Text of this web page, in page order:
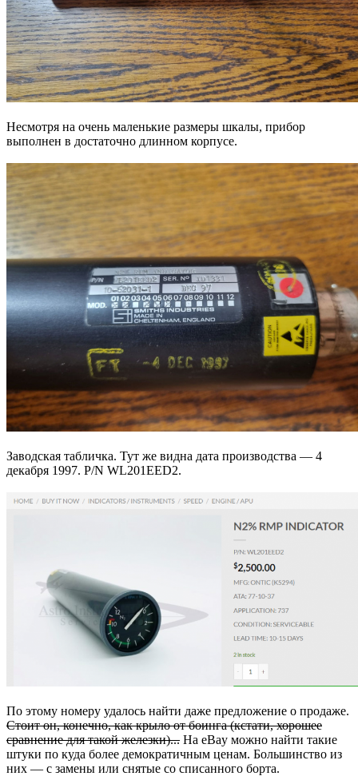
Несмотря на очень маленькие размеры шкалы, прибор
выполнен в достаточно длинном корпусе.
Заводская табличка. Тут же видна дата производства — 4
декабря 1997. P/N WL201EED2.
По этому номеру удалось найти даже предложение о продаже.
Стоит он, конечно, как крыло от боинга (кстати, хорошее
сравнение для такой железки)... На eBay можно найти такие
штуки по куда более демократичным ценам. Большинство из
них — с замены или снятые со списанного борта.